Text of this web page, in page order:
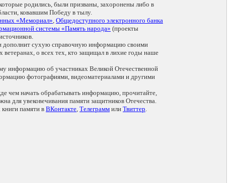
родились, были призваны, захоронены либо в
ковавшим Победу в тылу.
«Мемориал», Общедоступного электронного банка
системы «Память народа» (проекты
дополнит сухую справочную информацию своими
о всех тех, кто защищал в лихие годы наше
информацию об участниках Великой Отечественной
фотографиями, видеоматериалами и другими
чем начать обрабатывать информацию, прочитайте,
для увековечивания памяти защитников Отечества.
памяти в ВКонтакте, Телеграмм или Твиттер.